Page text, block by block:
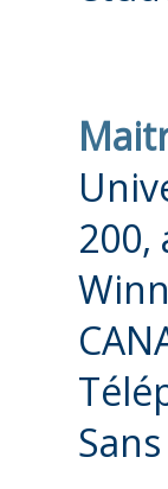
200,